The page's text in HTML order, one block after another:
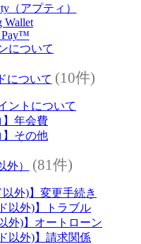
（アプティ）
Wallet
Pay™
について
について (10件)
ントについて
】年会費
】その他
） (81件)
以外)】変更手続き
以外)】トラブル
外)】オートローン
以外)】請求関係